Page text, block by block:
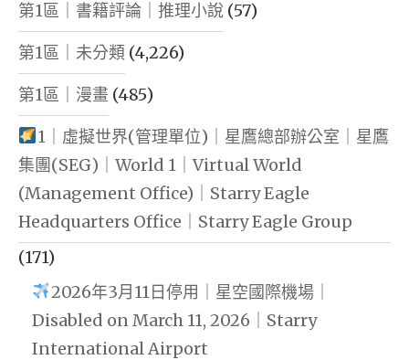
第1區｜書籍評論｜推理小說 (57)
第1區｜未分類 (4,226)
第1區｜漫畫 (485)
1｜虛擬世界(管理單位)｜星鷹總部辦公室｜星鷹
集團(SEG)｜World 1｜Virtual World
(Management Office)｜Starry Eagle
Headquarters Office｜Starry Eagle Group
(171)
2026年3月11日停用｜星空國際機場｜
Disabled on March 11, 2026｜Starry
International Airport